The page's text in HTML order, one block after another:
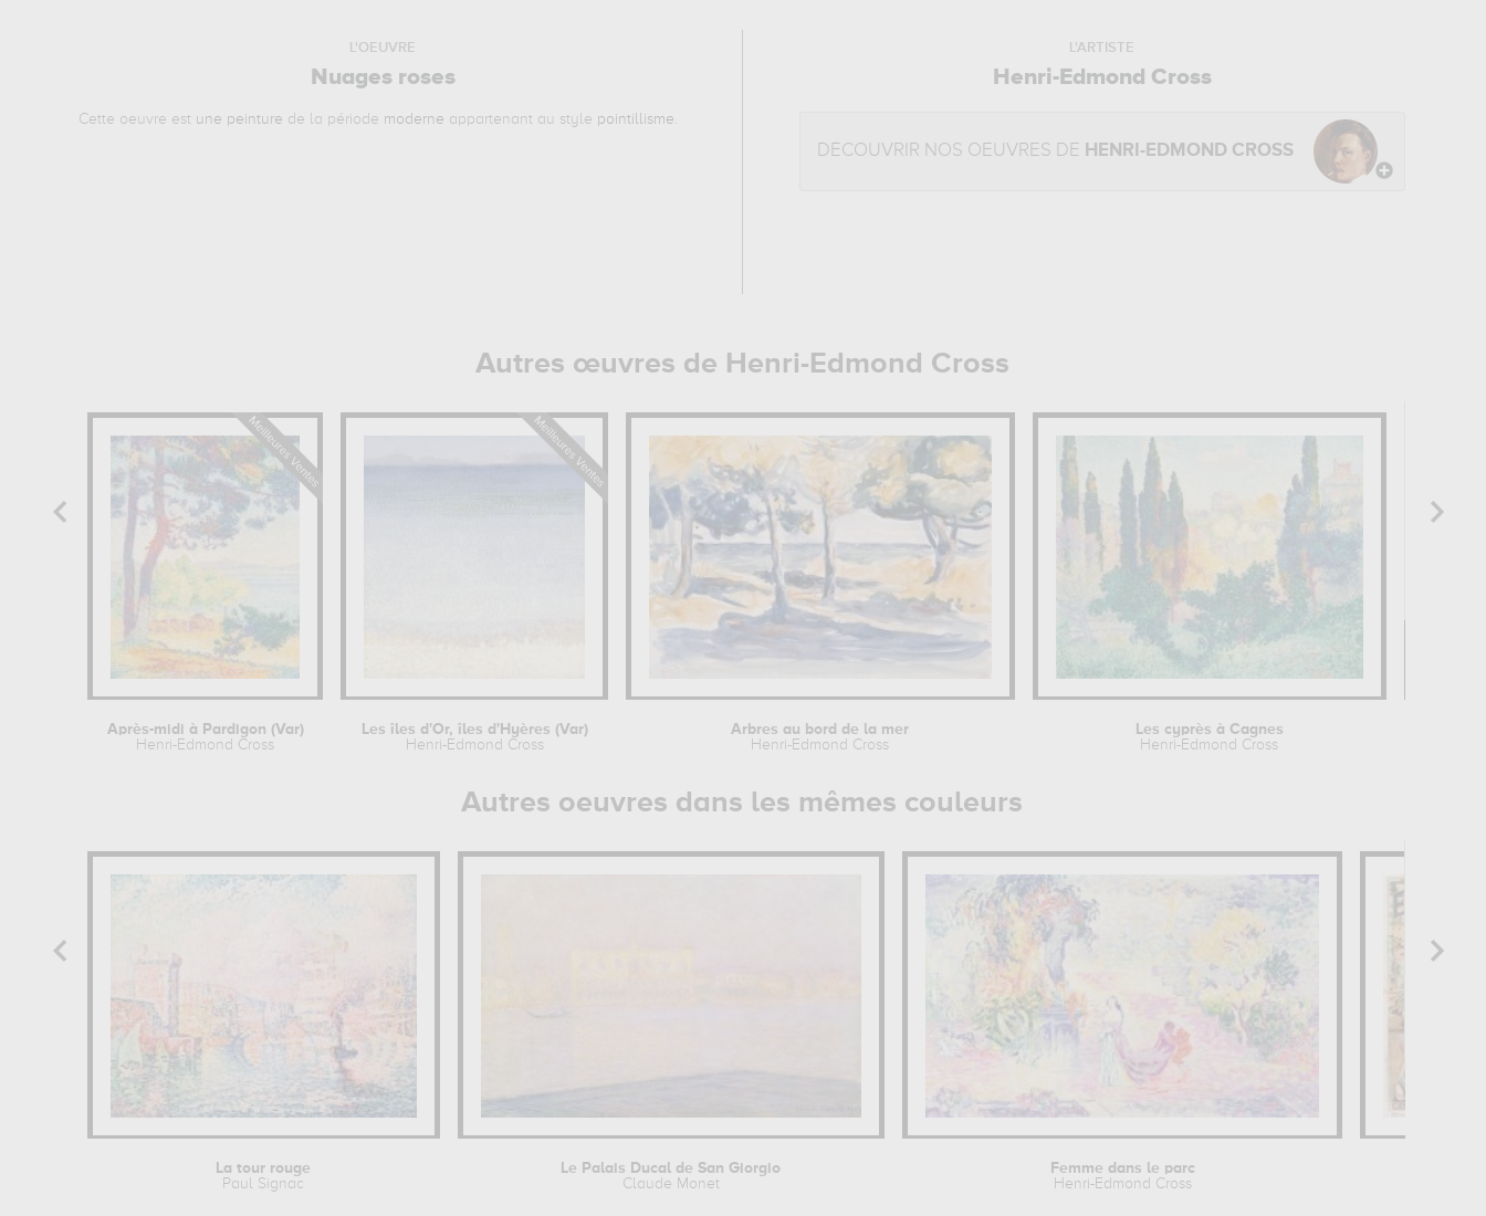
L'OEUVRE
Nuages roses
Cette oeuvre est une peinture de la période moderne appartenant au style pointillisme.
L'ARTISTE
Henri-Edmond Cross
DÉCOUVRIR NOS OEUVRES DE HENRI-EDMOND CROSS
Autres œuvres de Henri-Edmond Cross
Après-midi à Pardigon (Var)
Henri-Edmond Cross
Les îles d'Or, îles d'Hyères (Var)
Henri-Edmond Cross
Arbres au bord de la mer
Henri-Edmond Cross
Les cyprès à Cagnes
Henri-Edmond Cross
Autres oeuvres dans les mêmes couleurs
La tour rouge
Paul Signac
Le Palais Ducal de San Giorgio
Claude Monet
Femme dans le parc
Henri-Edmond Cross